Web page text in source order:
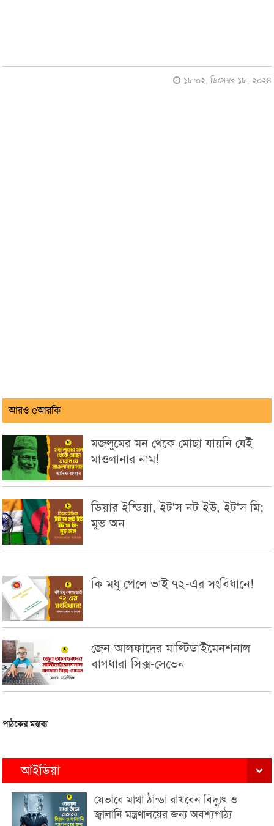
১৮:০২, ডিসেম্বর ১৮, ২০২৪
আরও eআরকি
মজলুমের মন থেকে মোছা যায়নি যেই
মাওলানার নাম!
ডিয়ার ইন্ডিয়া, ইট'স নট ইউ, ইট'স মি;
মুভ অন
কি মধু পেলে ভাই ৭২-এর সংবিধানে!
জেন-আলফাদের মাল্টিডাইমেনশনাল
বাগধারা সিক্স-সেভেন
পাঠকের মন্তব্য
আইডিয়া
যেভাবে মাথা ঠান্ডা রাখবেন বিদ্যুৎ ও
জ্বালানি মন্ত্রণালয়ের জন্য অবশ্যপাঠ্য